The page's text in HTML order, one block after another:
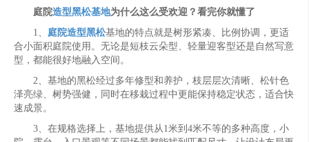
庭院造型黑松基地为什么这么受欢迎？看完你就懂了
1、 庭院造型黑松基地的特点就是树形紧凑、比例协调，更适
合小面积庭院使用。无论是短枝云朵型、轻量迎客型还是自然写意
型，都能很好地融入空间。
2、基地的黑松经过多年修型和养护，枝层层次清晰、松针色
泽亮绿、树势强健，同时在移栽过程中更能保持稳定状态，适合快
速成景。
3、在规格选择上，基地提供从1米到4米不等的多种高度，小